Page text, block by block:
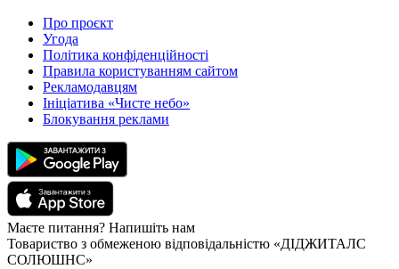
Про проєкт
Угода
Політика конфіденційності
Правила користуванням сайтом
Рекламодавцям
Ініціатива «Чисте небо»
Блокування реклами
Маєте питання? Напишіть нам
Товариство з обмеженою відповідальністю «ДІДЖИТАЛС
СОЛЮШНС»